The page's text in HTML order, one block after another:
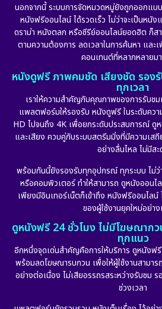
นอกจากนี้ ระบบการจัดหมวดหมู่ยังถูกออกแบบ
หนังฟรีออนไลน์ ได้รวดเร็ว ไม่ว่าจะเป็นหนั
ดราม่า หนังตลก หรือซีรีย์ออนไลน์ยอดฮิต ก็ส
ตามความต้องการ ลดเวลาในการค้นหา และ
คอนเทนต์ที่หลากหลายม
หนังดูฟรี ภาพคมชัด เสียงชัด รอ
ทุกเวลา
เราให้ความสำคัญกับคุณภาพของการรับช
แพลตฟอร์มให้รองรับ หนังดูฟรี ในระดับคว
HD ไปจนถึง 4K เพื่อยกระดับประสบการณ์ ดู
และเสียง ควบคู่กับระบบสตรีมมิ่งที่มีความเสถี
อย่างลื่นไหล ไม่มีส
พร้อมกันนี้ยังรองรับทุกอุปกรณ์ ทุกระบบ ไม่ว่
หรือคอมพิวเตอร์ ทำให้สามารถ ดูหนังออนไ
เพียงมีอินเทอร์เน็ตก็เข้าถึง หนังฟรีออนไล
ของผู้ใช้งานยุคใหม่อย่า
ดูหนังฟรี 24 ชั่วโมง ไม่มีโฆษณากว
ทุกแนว
อีกหนึ่งจุดเด่นสำคัญคือการให้บริการ ดูหนังฟ
พร้อมลดโฆษณารบกวน เพื่อให้ผู้ใช้งานสามา
อย่างต่อเนื่อง ไม่เสียอรรถรสระหว่างรับชม
ช่วงเวลา